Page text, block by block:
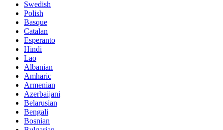
Swedish
Polish
Basque
Catalan
Esperanto
Hindi
Lao
Albanian
Amharic
Armenian
Azerbaijani
Belarusian
Bengali
Bosnian